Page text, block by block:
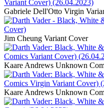
Gabriele Dell'Otto Virgin
Jim Cheung Variant Cover
Kaare Andrews Unknown
Kaare Andrews Unknown